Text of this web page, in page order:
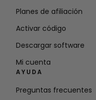
Planes de afiliación
Activar código
Descargar software
Mi cuenta
AYUDA
Preguntas frecuentes